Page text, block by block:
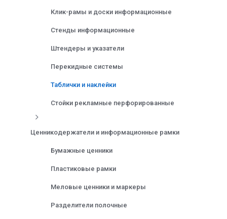
Клик-рамы и доски информационные
Стенды информационные
Штендеры и указатели
Перекидные системы
Таблички и наклейки
Стойки рекламные перфорированные
Ценникодержатели и информационные рамки
Бумажные ценники
Пластиковые рамки
Меловые ценники и маркеры
Разделители полочные